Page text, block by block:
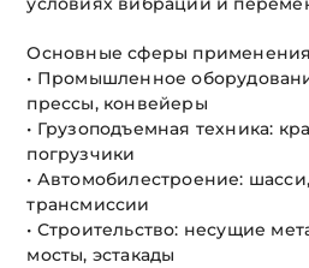
Основные сферы
• Промышленное
прессы, конвейеры
• Грузоподъемная техника:
погрузчики
• Автомобилестроение:
трансмиссии
• Строительство: несущие
мосты, эстакады